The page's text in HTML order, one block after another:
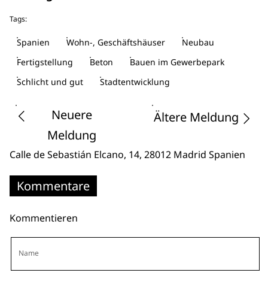
Tags:
Spanien Wohn-, Geschäftshäuser
Neubau
Fertigstellung
Beton
Bauen im Gewerbepark
Schlicht und gut
Stadtentwicklung
Neuere
Meldung
Ältere Meldung
Calle de Sebastián Elcano, 14, 28012 Madrid Spanien
Kommentare
Kommentieren
Name